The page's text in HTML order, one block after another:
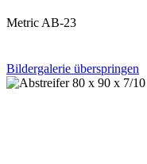
Metric AB-23
Bildergalerie überspringen